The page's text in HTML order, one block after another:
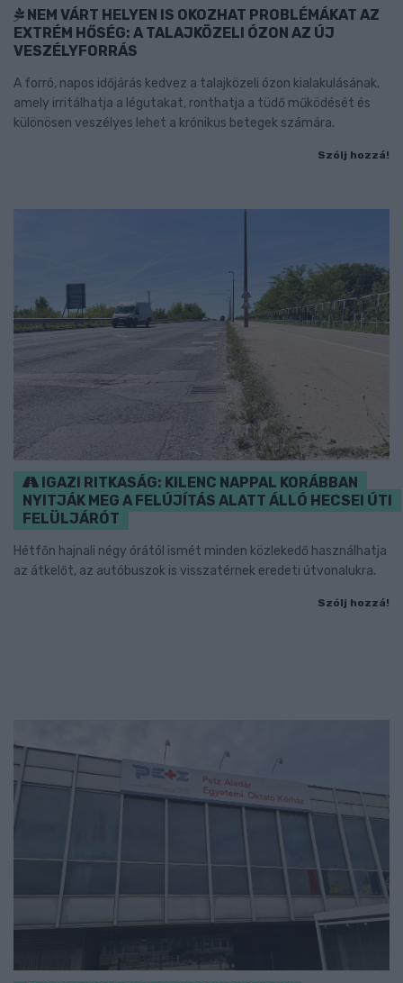
NEM VÁRT HELYEN IS OKOZHAT PROBLÉMÁKAT AZ
EXTRÉM HŐSÉG: A TALAJKÖZELI ÓZON AZ ÚJ
VESZÉLYFORRÁS
A forró, napos időjárás kedvez a talajközeli ózon kialakulásának,
amely irritálhatja a légutakat, ronthatja a tüdő működését és
különösen veszélyes lehet a krónikus betegek számára.
Szólj hozzá!
IGAZI RITKASÁG: KILENC NAPPAL KORÁBBAN
NYITJÁK MEG A FELÚJÍTÁS ALATT ÁLLÓ HECSEI ÚTI
FELÜLJÁRÓT
Hétfőn hajnali négy órától ismét minden közlekedő használhatja
az átkelőt, az autóbuszok is visszatérnek eredeti útvonalukra.
Szólj hozzá!